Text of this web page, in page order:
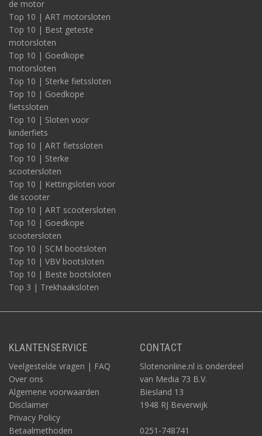
de motor
Top 10 | ART motorsloten
Top 10 | Best geteste
motorsloten
Top 10 | Goedkope
motorsloten
Top 10 | Sterke fietssloten
Top 10 | Goedkope
fietssloten
Top 10 | Sloten voor
kinderfiets
Top 10 | ART fietssloten
Top 10 | Sterke
scootersloten
Top 10 | Kettingsloten voor
de scooter
Top 10 | ART scootersloten
Top 10 | Goedkope
scootersloten
Top 10 | SCM bootsloten
Top 10 | VBV bootsloten
Top 10 | Beste bootsloten
Top 3 | Trekhaaksloten
KLANTENSERVICE
Veelgestelde vragen | FAQ
Over ons
Algemene voorwaarden
Disclaimer
Privacy Policy
Betaalmethoden
CONTACT
Slotenonline.nl is onderdeel
van Media 73 B.V.
Biesland 13
1948 RJ Beverwijk
0251-748741